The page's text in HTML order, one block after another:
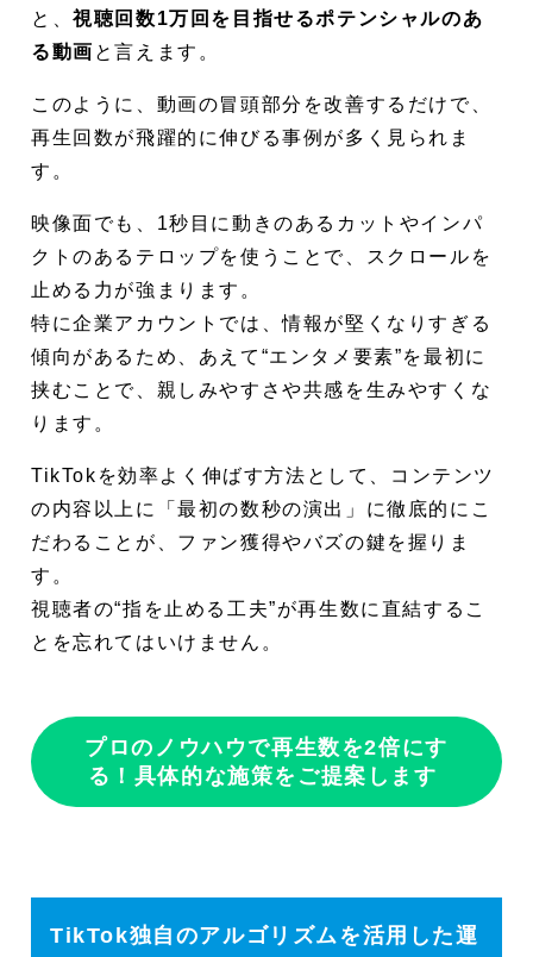
と、視聴回数1万回を目指せるポテンシャルのあ
る動画 と言えます。
このように、動画の冒頭部分を改善するだけで、
再生回数が飛躍的に伸びる事例が多く見られま
す。
映像面でも、1秒目に動きのあるカットやインパ
クトのあるテロップを使うことで、スクロールを
止める力が強まります。
特に企業アカウントでは、情報が堅くなりすぎる
傾向があるため、あえて“エンタメ要素”を最初に
挟むことで、親しみやすさや共感を生みやすくな
ります。
TikTokを効率よく伸ばす方法として、コンテンツ
の内容以上に「最初の数秒の演出」に徹底的にこ
だわることが、ファン獲得やバズの鍵を握りま
す。
視聴者の“指を止める工夫”が再生数に直結するこ
とを忘れてはいけません。
プロのノウハウで再生数を2倍にす
る！具体的な施策をご提案します
TikTok独自のアルゴリズムを活用した運